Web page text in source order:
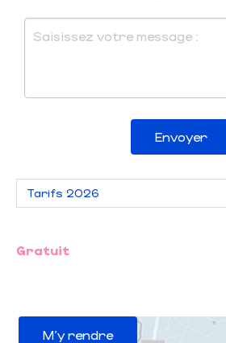
Envoyer
Gratuit
M'y rendre